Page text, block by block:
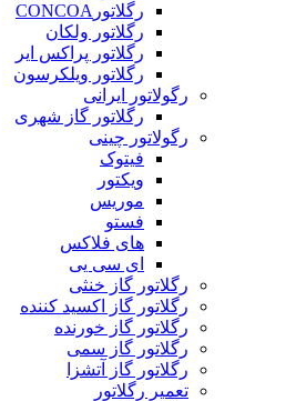
رگلاتورCONCOA
رگلاتور ولکان
رگلاتور پراکس ایر
رگلاتور ویلکرسون
رگولاتور ایرانی
رگلاتور گاز شهری
رگولاتور چینی
فیتوک
ویکتور
موریس
فستو
های فلاکس
ای سی یی
رگلاتور گاز خنثی
رگلاتور گاز اکسید کننده
رگلاتور گاز خورنده
رگلاتور گاز سمی
رگلاتور گاز آتشزا
تعمیر رگلاتور